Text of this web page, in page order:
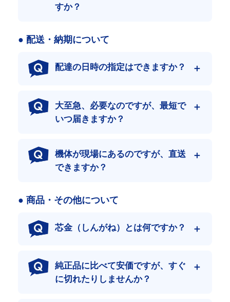
日本最大級の流通量
ラーを自信を持ってご提案できます。
すか？
● 配送・納期について
配達の日時の指定はできますか？
大至急、必要なのですが、最短で
いつ届きますか？
機体が現場にあるのですが、直送
できますか？
● 商品・その他について
芯金（しんがね）とは何ですか？
純正品に比べて安価ですが、すぐ
に切れたりしませんか？